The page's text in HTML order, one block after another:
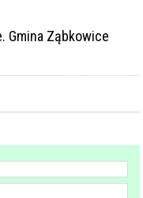
Gmina Ząbkowice